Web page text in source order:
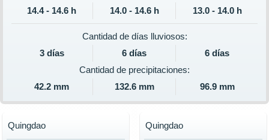
14.4 - 14.6 h
14.0 - 14.6 h 13.0 - 14.0 h
Cantidad de días lluviosos:
3 días
6 días
6 días
Cantidad de precipitaciones:
42.2 mm
132.6 mm 96.9 mm
Quingdao Quingdao